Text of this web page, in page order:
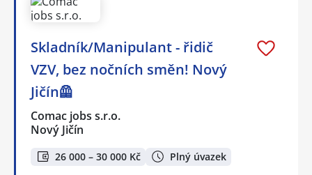
Skladník/Manipulant - řidič
VZV, bez nočních směn! Nový
Jičín🦺
Comac jobs s.r.o.
Nový Jičín
26 000 – 30 000 Kč Plný úvazek